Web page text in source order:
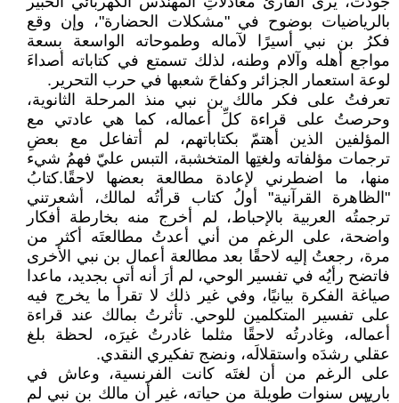
بالرياضيات بوضوح في "مشكلات الحضارة"، وإن وقع
فكرُ بن نبي أسيرًا لآماله وطموحاته الواسعة بسعة
مواجع أهله وآلام وطنه، لذلك تسمتع في كتاباته أصداءَ
لوعة استعمار الجزائر وكفاحَ شعبها في حرب التحرير.
تعرفتُ على فكر مالك بن نبي منذ المرحلة الثانوية،
وحرصتُ على قراءة كلِّ أعماله، كما هي عادتي مع
المؤلفين الذين أهتمّ بكتاباتهم، لم أتفاعل مع بعضِ
ترجمات مؤلفاته ولغتِها المتخشبة، التبس عليّ فهمُ شيء
منها، ما اضطرني لإعادة مطالعة بعضها لاحقًا.كتابُ
"الظاهرة القرآنية" أولُ كتاب قرأتُه لمالك، أشعرتني
ترجمتُه العربية بالإحباط، لم أخرج منه بخارطة أفكار
واضحة، على الرغم من أني أعدتُ مطالعتَه أكثر من
مرة، رجعتُ إليه لاحقًا بعد مطالعة أعمال بن نبي الأخرى
فاتضح رأيُه في تفسير الوحي، لم أرَ أنه أتى بجديد، ماعدا
صياغة الفكرة بيانيًا، وفي غير ذلك لا تقرأ ما يخرج فيه
على تفسير المتكلمين للوحي. تأثرتُ بمالك عند قراءة
أعماله، وغادرتُه لاحقًا مثلما غادرتُ غيرَه، لحظة بلغ
عقلي رشدَه واستقلالَه، ونضج تفكيري النقدي.
على الرغم من أن لغتَه كانت الفرنسية، وعاش في
باريس سنوات طويلة من حياته، غير أن مالك بن نبي ‏لم